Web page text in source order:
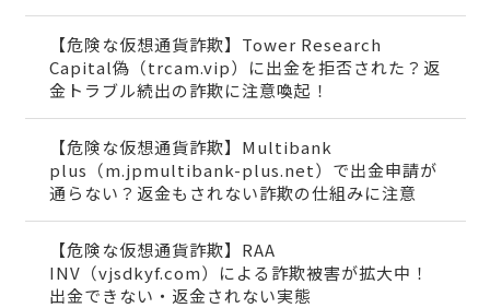
【危険な仮想通貨詐欺】Tower Research
Capital偽（trcam.vip）に出金を拒否された？返
金トラブル続出の詐欺に注意喚起！
【危険な仮想通貨詐欺】Multibank
plus（m.jpmultibank-plus.net）で出金申請が
通らない？返金もされない詐欺の仕組みに注意
【危険な仮想通貨詐欺】RAA
INV（vjsdkyf.com）による詐欺被害が拡大中！
出金できない・返金されない実態